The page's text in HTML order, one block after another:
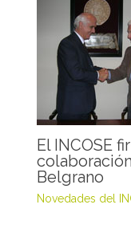
El INCOSE
Belgrano
Novedades del